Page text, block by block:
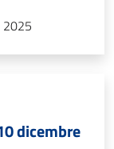
2025
dicembre